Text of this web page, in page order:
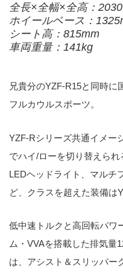
全長×全幅×全高：
ホイールベース：
シート高：815mm
車両重量：141kg
兄貴分のYZF-R15と同時
フルカウルスポーツ。
YZF-Rシリーズ共通イメー
でハイ/ローを切り替えら
LEDヘッドライト、マルチ
ど、クラスを超えた装備は
低中速トルクと高回転パワ
ム・VVAを搭載した排気量
は、アシスト＆スリッパー